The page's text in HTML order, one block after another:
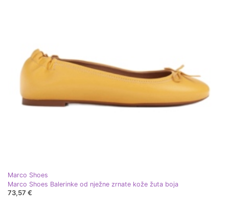
Marco Shoes
Marco Shoes Balerinke od nježne zrnate kože žuta boja
73,57 €